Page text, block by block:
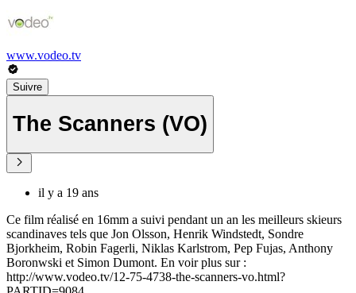
www.vodeo.tv
Suivre
The Scanners (VO)
il y a 19 ans
Ce film réalisé en 16mm a suivi pendant un an les meilleurs skieurs
scandinaves tels que Jon Olsson, Henrik Windstedt, Sondre
Bjorkheim, Robin Fagerli, Niklas Karlstrom, Pep Fujas, Anthony
Boronwski et Simon Dumont. En voir plus sur :
http://www.vodeo.tv/12-75-4738-the-scanners-vo.html?